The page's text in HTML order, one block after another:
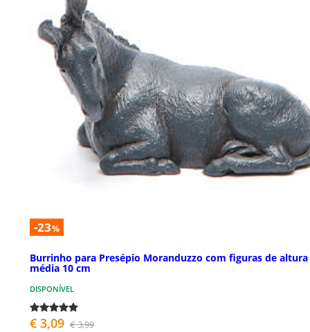
-23%
Burrinho para Presépio Moranduzzo com figuras de altura
média 10 cm
DISPONÍVEL
€ 3,09 € 3,99